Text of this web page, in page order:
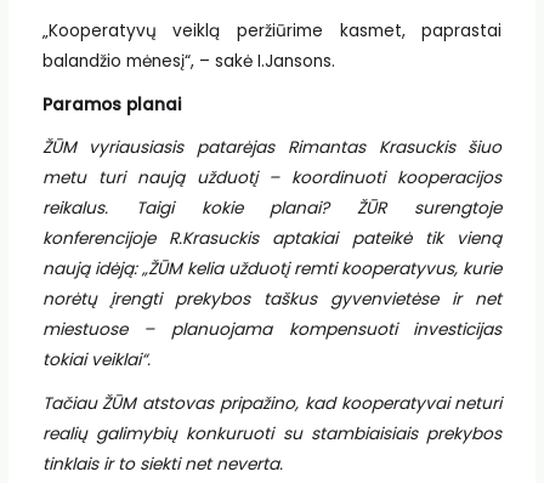
„Kooperatyvų veiklą peržiūrime kasmet, paprastai
balandžio mėnesį“, – sakė I.Jansons.
Paramos planai
ŽŪM vyriausiasis patarėjas Rimantas Krasuckis šiuo
metu turi naują užduotį – koordinuoti kooperacijos
reikalus. Taigi kokie planai? ŽŪR surengtoje
konferencijoje R.Krasuckis aptakiai pateikė tik vieną
naują idėją: „ŽŪM kelia užduotį remti kooperatyvus, kurie
norėtų įrengti prekybos taškus gyvenvietėse ir net
miestuose – planuojama kompensuoti investicijas
tokiai veiklai“.
Tačiau ŽŪM atstovas pripažino, kad kooperatyvai neturi
realių galimybių konkuruoti su stambiaisiais prekybos
tinklais ir to siekti net neverta.